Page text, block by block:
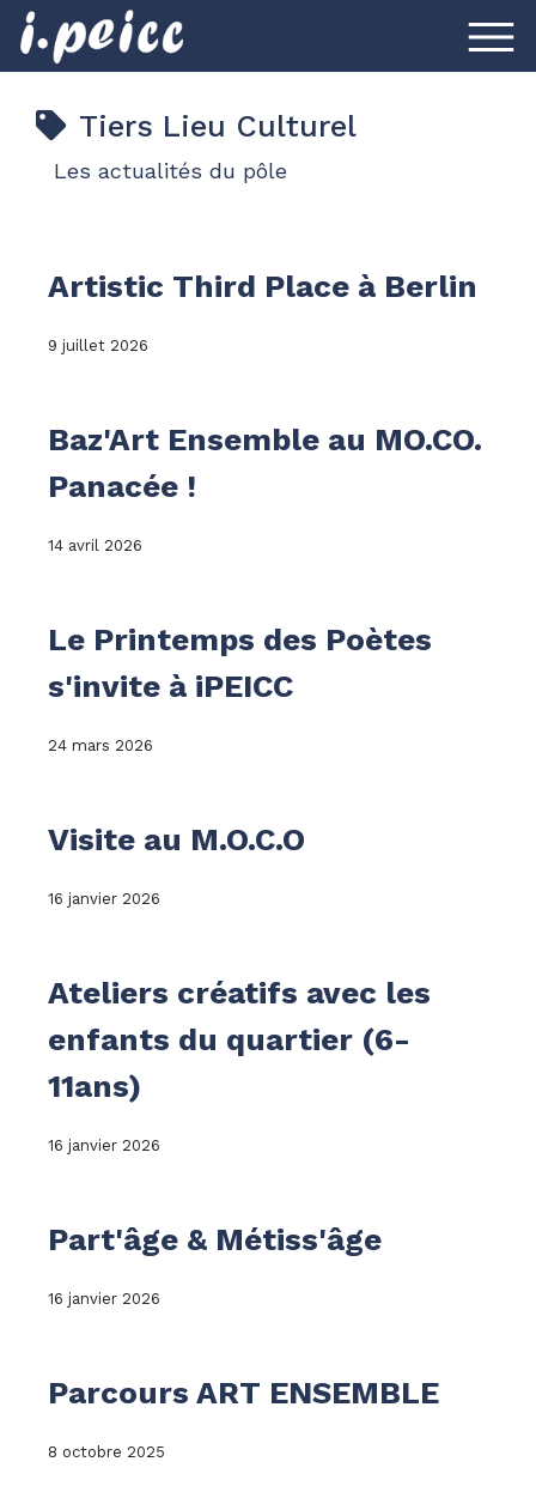
Tiers Lieu Culturel
Les actualités du pôle
Artistic Third Place à Berlin
9 juillet 2026
Baz'Art Ensemble au MO.CO.
Panacée !
14 avril 2026
Le Printemps des Poètes
s'invite à iPEICC
24 mars 2026
Visite au M.O.C.O
16 janvier 2026
Ateliers créatifs avec les
enfants du quartier (6-
11ans)
16 janvier 2026
Part'âge & Métiss'âge
16 janvier 2026
Parcours ART ENSEMBLE
8 octobre 2025